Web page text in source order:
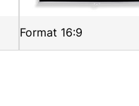
Format 16:9